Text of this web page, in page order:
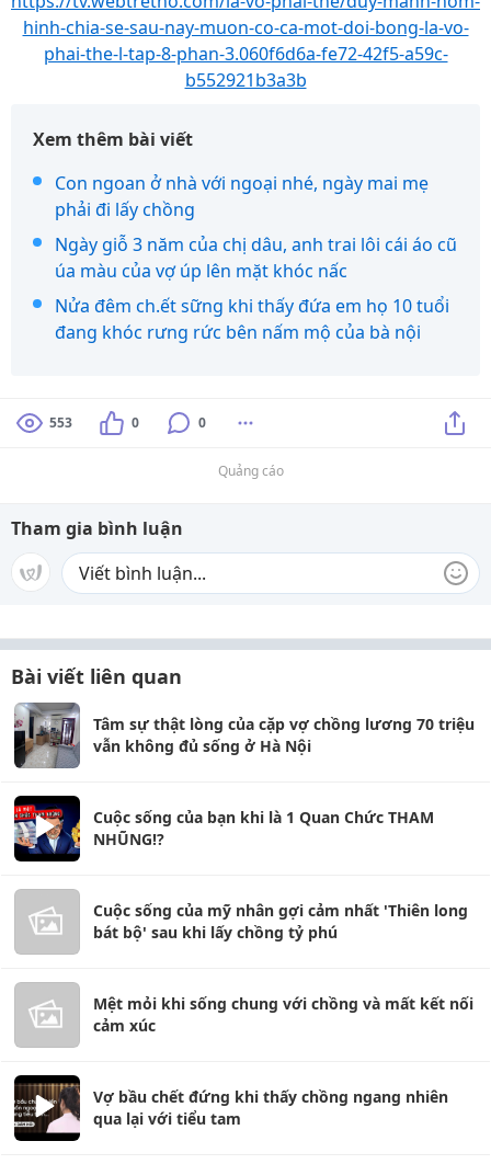
hinh-chia-se-sau-nay-muon-co-ca-mot-doi-bong-la-vo-
phai-the-l-tap-8-phan-3.060f6d6a-fe72-42f5-a59c-
b552921b3a3b
Xem thêm bài viết
Con ngoan ở nhà với ngoại nhé, ngày mai mẹ
phải đi lấy chồng
Ngày giỗ 3 năm của chị dâu, anh trai lôi cái áo cũ
úa màu của vợ úp lên mặt khóc nấc
Nửa đêm ch.ết sững khi thấy đứa em họ 10 tuổi
đang khóc rưng rức bên nấm mộ của bà nội
553 0 0
Quảng cáo
Tham gia bình luận
Bài viết liên quan
Tâm sự thật lòng của cặp vợ chồng lương 70 triệu
vẫn không đủ sống ở Hà Nội
Cuộc sống của bạn khi là 1 Quan Chức THAM
NHŨNG!?
Cuộc sống của mỹ nhân gợi cảm nhất 'Thiên long
bát bộ' sau khi lấy chồng tỷ phú
Mệt mỏi khi sống chung với chồng và mất kết nối
cảm xúc
Vợ bầu chết đứng khi thấy chồng ngang nhiên
qua lại với tiểu tam